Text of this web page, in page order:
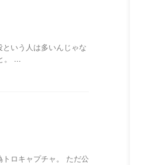
いう人は多いんじゃな
。 ...
ロキャプチャ。 ただ公